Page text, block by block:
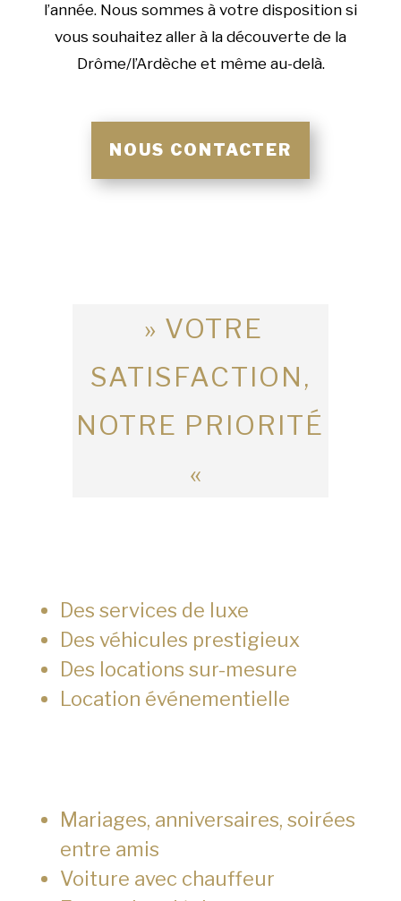
l’année. Nous sommes à votre disposition si
vous souhaitez aller à la découverte de la
Drôme/l’Ardèche et même au-delà.
NOUS CONTACTER
» VOTRE
SATISFACTION,
NOTRE PRIORITÉ
«
Des services de luxe
Des véhicules prestigieux
Des locations sur-mesure
Location événementielle
Mariages, anniversaires, soirées
entre amis
Voiture avec chauffeur